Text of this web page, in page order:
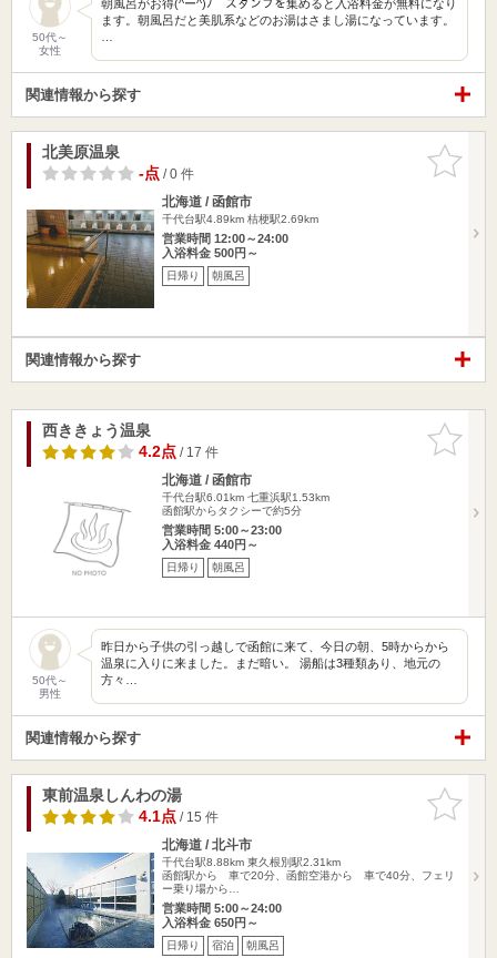
50代～
女性
朝風呂がお得(^ー^)ﾉ スタンプを集めると入浴料金が無料になり
ます。朝風呂だと美肌系などのお湯はさまし湯になっています。
関連情報から探す
お気に入
りに追加
北美原温泉
-点/ 0 件
北海道 / 函館市
千代台駅4.89km 桔梗駅2.69km
営業時間 12:00～24:00
入浴料金 500円～
日帰り 朝風呂
関連情報から探す
お気に入
りに追加
西ききょう温泉
4.2点/ 17 件
北海道 / 函館市
千代台駅6.01km 七重浜駅1.53km
函館駅からタクシーで約5分
営業時間 5:00～23:00
入浴料金 440円～
日帰り 朝風呂
50代～
男性
昨日から子供の引っ越しで函館に来て、今日の朝、5時からから
温泉に入りに来ました。まだ暗い。 湯船は3種類あり、地元の
方々…
関連情報から探す
お気に入
りに追加
東前温泉しんわの湯
4.1点/ 15 件
北海道 / 北斗市
千代台駅8.88km 東久根別駅2.31km
函館駅から 車で20分、函館空港から 車で40分、フェリ
ー乗り場から…
営業時間 5:00～24:00
入浴料金 650円～
日帰り 宿泊 朝風呂